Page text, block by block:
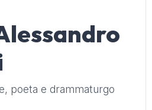
poeta e drammaturgo